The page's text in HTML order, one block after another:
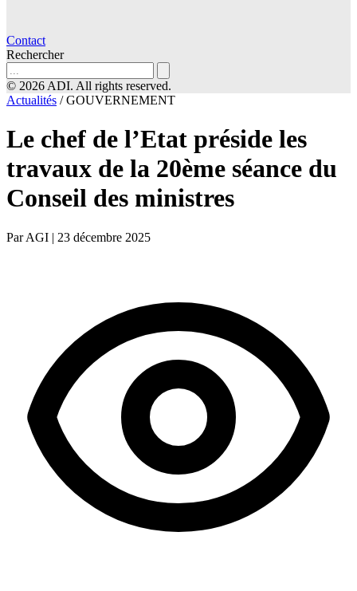
Contact
Rechercher
© 2026 ADI. All rights reserved.
Actualités / GOUVERNEMENT
Le chef de l’Etat préside les
travaux de la 20ème séance du
Conseil des ministres
Par AGI | 23 décembre 2025